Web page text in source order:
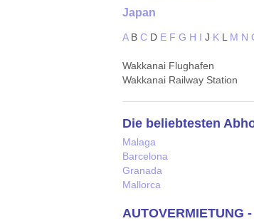
Japan
A B C D E F G H I J K L M N
Wakkanai Flughafen
Wakkanai Railway Station
Die beliebtesten
Malaga
Barcelona
Granada
Mallorca
AUTOVERMIETUNG